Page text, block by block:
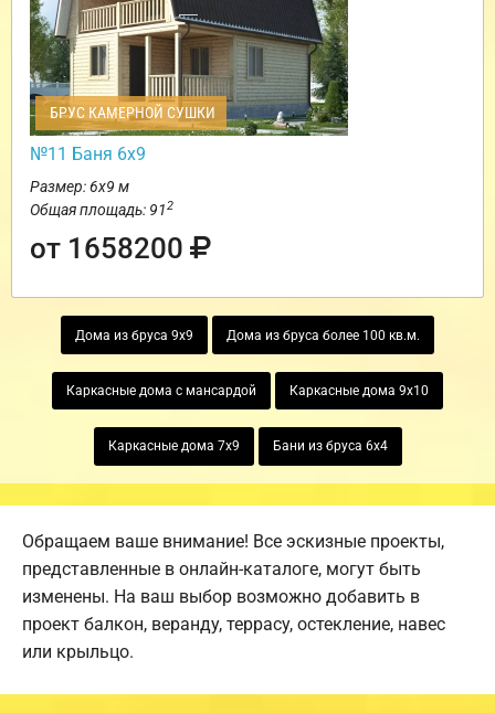
БРУС КАМЕРНОЙ СУШКИ
№11 Баня 6х9
Размер: 6х9 м
Общая площадь: 912
от 1658200
Дома из бруса 9х9 Дома из бруса более 100 кв.м.
Каркасные дома с мансардой Каркасные дома 9х10
Каркасные дома 7х9 Бани из бруса 6х4
Обращаем ваше внимание! Все эскизные проекты,
представленные в онлайн-каталоге, могут быть
изменены. На ваш выбор возможно добавить в
проект балкон, веранду, террасу, остекление, навес
или крыльцо.